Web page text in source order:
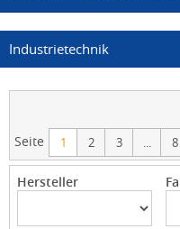
Industrietechnik
Seite 1 2 3 ... 8
Hersteller